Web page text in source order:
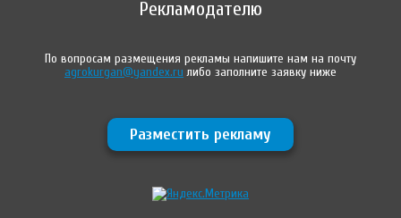
Рекламодателю
По вопросам размещения рекламы напишите нам на почту
agrokurgan@yandex.ru либо заполните заявку ниже
Разместить рекламу